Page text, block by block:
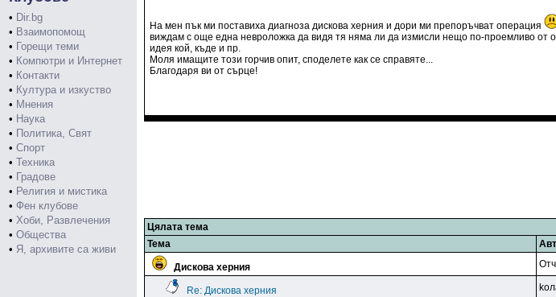
• Dir.bg
• Взаимопомощ
• Горещи теми
• Компютри и Интернет
• Контакти
• Култура и изкуство
• Мнения
• Наука
• Политика, Свят
• Спорт
• Техника
• Градове
• Религия и мистика
• Фен клубове
• Хоби, Развлечения
• Общества
• Я, архивите са живи
На мен пък ми поставиха диагноза дискова херния и дори ми препоръчват операция
виждам с още една невроложка да видя тя няма ли да измисли нещо по-проемливо от
идея кой, къде и пр.
Моля имащите този горчив опит, споделете как се справяте...
Благодаря ви от сърце!
Цялата тема
Тема
Дискова херния
Re: Дискова херния